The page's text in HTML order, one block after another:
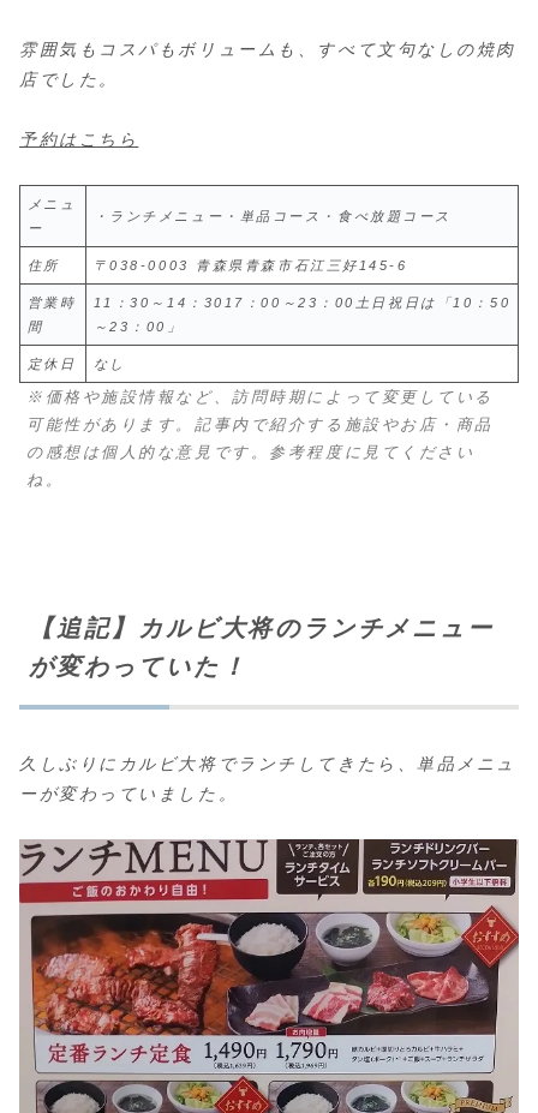
雰囲気もコスパもボリュームも、すべて文句なしの焼肉
店でした。
予約はこちら
メニュ
ー
・ランチメニュー・単品コース・食べ放題コース
住所 〒038-0003 青森県青森市石江三好145-6
営業時
間
11：30～14：3017：00～23：00土日祝日は「10：50
～23：00」
定休日 なし
※価格や施設情報など、訪問時期によって変更している
可能性があります。記事内で紹介する施設やお店・商品
の感想は個人的な意見です。参考程度に見てください
ね。
【追記】カルビ大将のランチメニュー
が変わっていた！
久しぶりにカルビ大将でランチしてきたら、単品メニュ
ーが変わっていました。